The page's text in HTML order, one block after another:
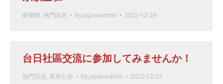
榮譽榜, 熱門訊息 By japanadmin 2022-12-29
台日社區交流に参加してみませんか！
熱門訊息, 系所公告 By japanadmin 2022-12-23